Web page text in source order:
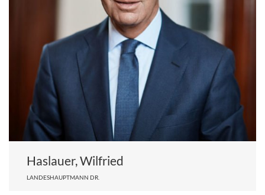
Haslauer, Wilfried
LANDESHAUPTMANN DR.